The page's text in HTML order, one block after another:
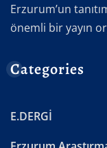
Erzurum’un
önemli bir yayın
Categories
E.DERGİ